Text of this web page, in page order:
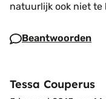
natuurlijk ook niet te
Beantwoorden
Tessa Couperus